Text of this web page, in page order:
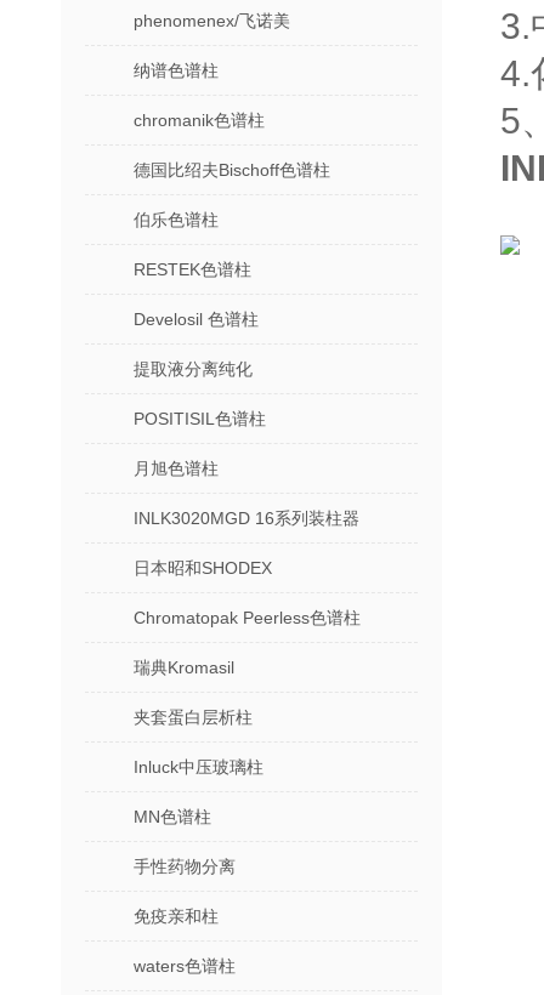
phenomenex/飞诺美
纳谱色谱柱
chromanik色谱柱
德国比绍夫Bischoff色谱柱
伯乐色谱柱
RESTEK色谱柱
Develosil 色谱柱
提取液分离纯化
POSITISIL色谱柱
月旭色谱柱
INLK3020MGD 16系列装柱器
日本昭和SHODEX
Chromatopak Peerless色谱柱
瑞典Kromasil
夹套蛋白层析柱
Inluck中压玻璃柱
MN色谱柱
手性药物分离
免疫亲和柱
waters色谱柱
3.
4.
5